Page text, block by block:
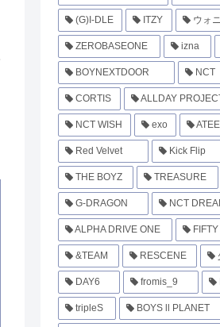
(G)I-DLE ITZY ウォ
ZEROBASEONE izna
BOYNEXTDOOR NCT
CORTIS ALLDAY
NCT WISH exo
Red Velvet Kick Flip
THE BOYZ TREASURE
G-DRAGON NCT
ALPHA DRIVE ONE FIFTY
&TEAM RESCENE
DAY6 fromis_9
tripleS BOYS ll PLANET